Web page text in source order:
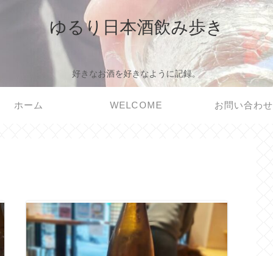
ゆるり日本酒飲み歩き
好きなお酒を好きなように記録。
ホーム WELCOME お問い合わせ